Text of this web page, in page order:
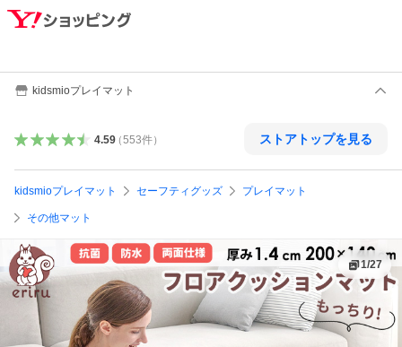
kidsmioプレイマット
4.59（553件） ストアトップを見る
kidsmioプレイマット セーフティグッズ プレイマット
その他マット
1/27